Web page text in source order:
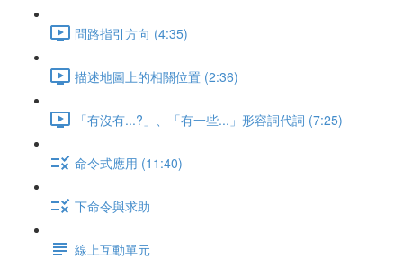
問路指引方向 (4:35)
描述地圖上的相關位置 (2:36)
「有沒有...?」、「有一些...」形容詞代詞 (7:25)
命令式應用 (11:40)
下命令與求助
線上互動單元